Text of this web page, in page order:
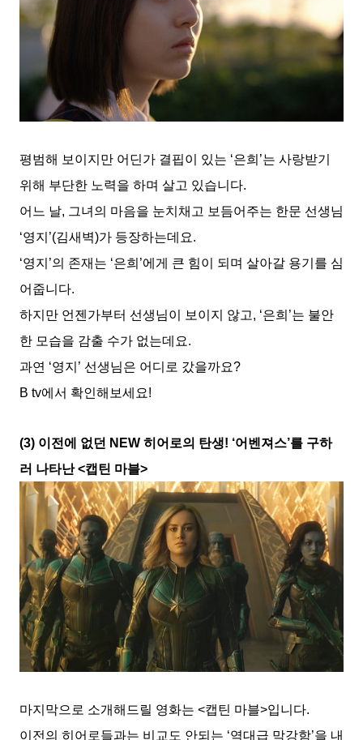
평범해 보이지만 어딘가 결핍이 있는 ‘은희’는 사랑받기
위해 부단한 노력을 하며 살고 있습니다.
어느 날, 그녀의 마음을 눈치채고 보듬어주는 한문 선생님
‘영지’(김새벽)가 등장하는데요.
‘영지’의 존재는 ‘은희’에게 큰 힘이 되며 살아갈 용기를 심
어줍니다.
하지만 언젠가부터 선생님이 보이지 않고, ‘은희’는 불안
한 모습을 감출 수가 없는데요.
과연 ‘영지’ 선생님은 어디로 갔을까요?
B tv에서 확인해보세요!
(3) 이전에 없던 NEW 히어로의 탄생! ‘어벤져스’를 구하
러 나타난 <캡틴 마블>
마지막으로 소개해드릴 영화는 <캡틴 마블>입니다.
이전의 히어로들과는 비교도 안되는 ‘역대급 막강함’을 내